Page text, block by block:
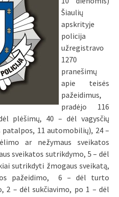
Šiaulių
apskrityje
policija
užregistravo
1270
pranešimų
apie teisės
pažeidimus,
pradėjo 116
plėšimų, 40 – dėl vagysčių
11 automobilių), 24 –
ar nežymaus sveikatos
sveikatos sutrikdymo, 5 – dėl
sutrikdyti žmogaus sveikatą,
pažeidimo, 6 – dėl turto
2 – dėl sukčiavimo, po 1 – dėl